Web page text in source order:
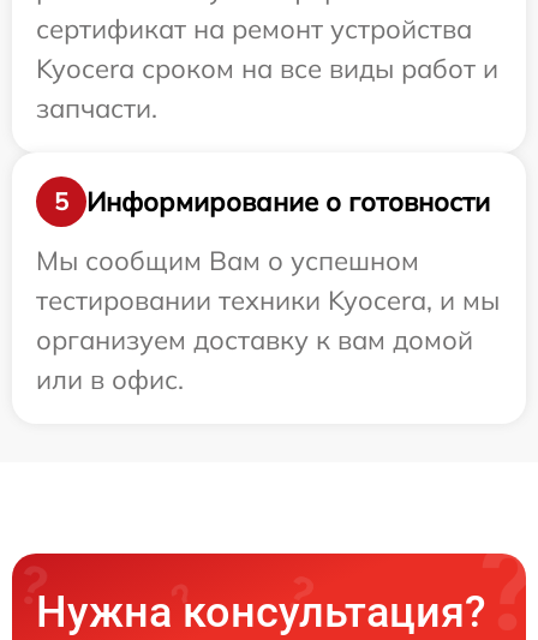
сертификат на ремонт устройства
Kyocera сроком на все виды работ и
запчасти.
5
Информирование о готовности
Мы сообщим Вам о успешном
тестировании техники Kyocera, и мы
организуем доставку к вам домой
или в офис.
Нужна консультация?